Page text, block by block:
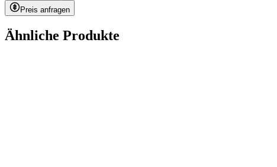
Preis anfragen
Ähnliche Produkte